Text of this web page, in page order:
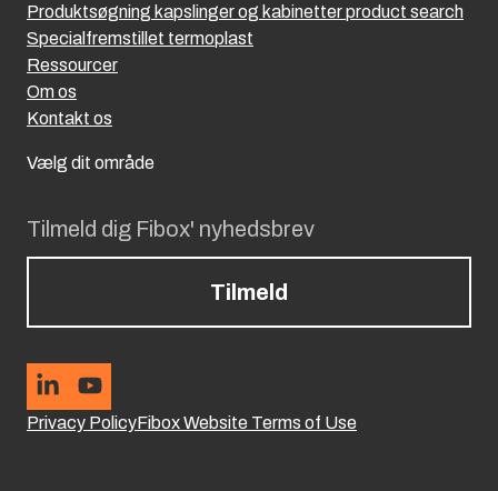
Tilmeld dig Fibox' nyhedsbrev
Tilmeld
Privacy PolicyFibox Website Terms of Use
Produktsøgning kapslinger og kabinetter product search
Specialfremstillet termoplast
Ressourcer
Om os
Kontakt os
Vælg dit område